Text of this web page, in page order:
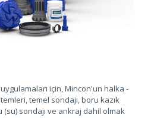
için, Mincon'un halka -
temel sondajı, boru kazık
(su) sondajı ve ankraj dahil olmak